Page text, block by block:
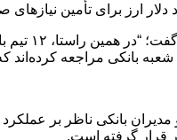
سخنگوی
بانکی ناظر بر عملکرد